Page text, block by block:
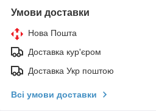
Умови доставки
Нова Пошта
Доставка кур'єром
Доставка Укр поштою
Всі умови доставки